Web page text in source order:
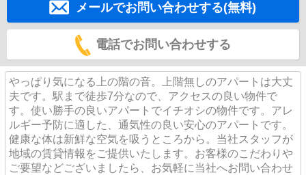
メールでお問い合わせする(無料)
電話でお問い合わせする
やっぱり気になる上の階の音。上階無しのアパートは大丈
夫です。駅まで徒歩7分なので、アクセスの良い物件で
す。使い勝手の良いアパートでイチオシの物件です。アレ
ルギー予防に適した、通気性の良い安心のアパートです。
健康な体は新鮮な空気を吸うところから。当社スタッフが
地域の賃貸情報をご提供いたします。お客様のこだわりや
ご要望などございましたら、お気軽に当社へお問い合わせ